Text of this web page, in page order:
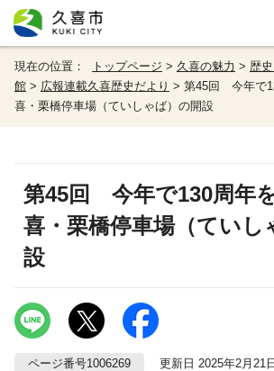
現在の位置： トップページ > 久喜の魅力 > 歴
館 > 広報連載久喜歴史だより > 第45回 今年で
喜・栗橋停車場（ていしゃば）の開設
第45回 今年で130周年
喜・栗橋停車場（ていし
設
ページ番号1006269 更新日 2025年2月21日